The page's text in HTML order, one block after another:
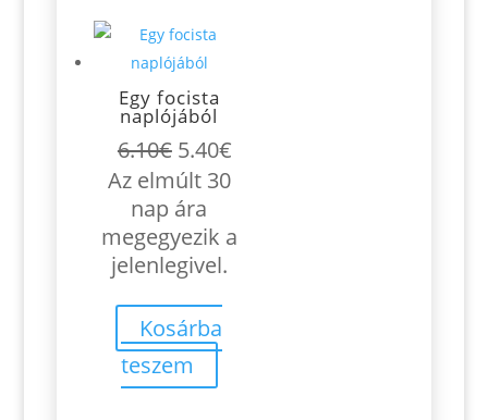
Egy focista
naplójából
6.10€ Original
price
was:
6.10€.
5.40€Current
price
5.40€.
Az elmúlt 30
nap ára
megegyezik a
jelenlegivel.
Kosárba
teszem